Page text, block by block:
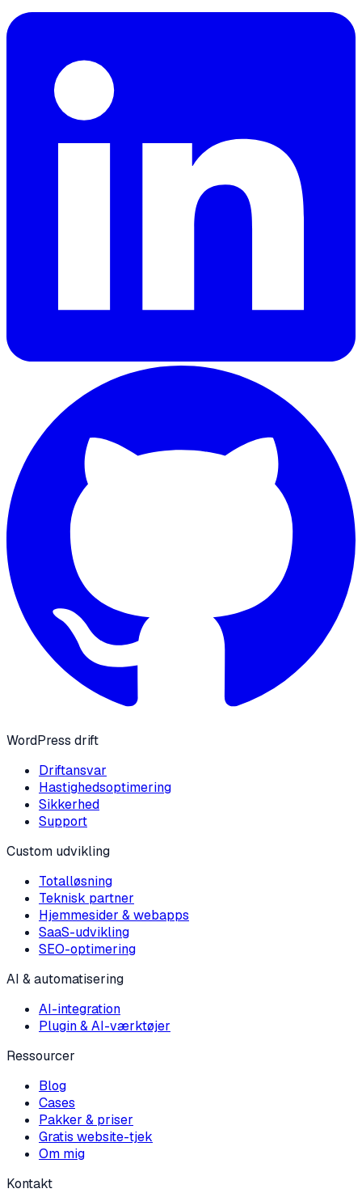
WordPress drift
Driftansvar
Hastighedsoptimering
Sikkerhed
Support
Custom udvikling
Totalløsning
Teknisk partner
Hjemmesider & webapps
SaaS-udvikling
SEO-optimering
AI & automatisering
AI-integration
Plugin & AI-værktøjer
Ressourcer
Blog
Cases
Pakker & priser
Gratis website-tjek
Om mig
Kontakt